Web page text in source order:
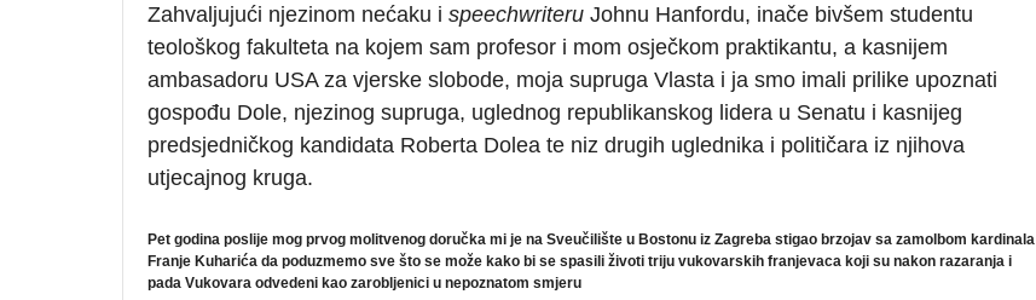
Zahvaljujući njezinom nećaku i speechwriteru Johnu Hanfordu, inače bivšem studentu
teološkog fakulteta na kojem sam profesor i mom osječkom praktikantu, a kasnijem
ambasadoru USA za vjerske slobode, moja supruga Vlasta i ja smo imali prilike upoznati
gospođu Dole, njezinog supruga, uglednog republikanskog lidera u Senatu i kasnijeg
predsjedničkog kandidata Roberta Dolea te niz drugih uglednika i političara iz njihova
utjecajnog kruga.
Pet godina poslije mog prvog molitvenog doručka mi je na Sveučilište u Bostonu iz Zagreba stigao brzojav sa zamolbom kardinala
Franje Kuharića da poduzmemo sve što se može kako bi se spasili životi triju vukovarskih franjevaca koji su nakon razaranja i
pada Vukovara odvedeni kao zarobljenici u nepoznatom smjeru